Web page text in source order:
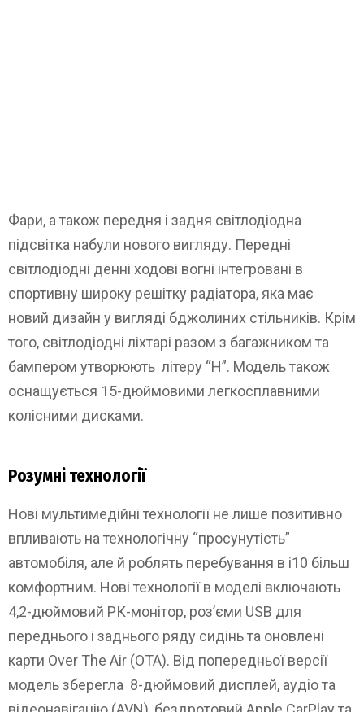
Фари, а також передня і задня світлодіодна
підсвітка набули нового вигляду. Передні
світлодіодні денні ходові вогні інтегровані в
спортивну широку решітку радіатора, яка має
новий дизайн у вигляді бджолиних стільників. Крім
того, світлодіодні ліхтарі разом з багажником та
бампером утворюють літеру “H”. Модель також
оснащується 15-дюймовими легкосплавними
колісними дисками.
Розумні технології
Нові мультимедійні технології не лише позитивно
впливають на технологічну “просунутість”
автомобіля, але й роблять перебування в i10 більш
комфортним. Нові технології в моделі включають
4,2-дюймовий РК-монітор, роз’єми USB для
переднього і заднього ряду сидінь та оновлені
карти Over The Air (OTA). Від попередньої версії
модель зберегла 8-дюймовий дисплей, аудіо та